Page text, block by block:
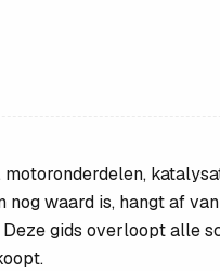
waard is, hangt af
gids overloopt alle